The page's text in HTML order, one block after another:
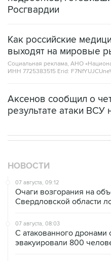
Росгвардии
Как российские
выходят на мировые
Социальная реклама, АНО
ИНН 7725383515 Erid:
Аксенов сообщил о
результате атаки ВСУ
НОВОСТИ
07 августа, 09:12
Очаги возгорания на
Свердловской области
07 августа, 08:03
С атакованного дронами
эвакуировали 800